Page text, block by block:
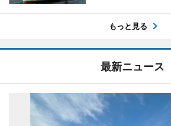
もっと見る
最新ニュース